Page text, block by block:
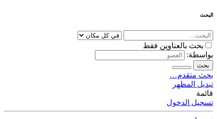
البحث
بحث بالعناوين فقط
بواسطة:
بحث
بحث متقدم…
تبديل المظهر
قائمة
تسجيل الدخول